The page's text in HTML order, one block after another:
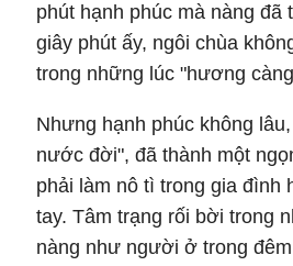
phút hạnh phúc mà nàng
giây phút ấy, ngôi chùa
trong những lúc "hương
Nhưng hạnh phúc không
nước đời", đã thành một
phải làm nô tì trong gia đình
tay. Tâm trạng rối bời trong
nàng như người ở trong